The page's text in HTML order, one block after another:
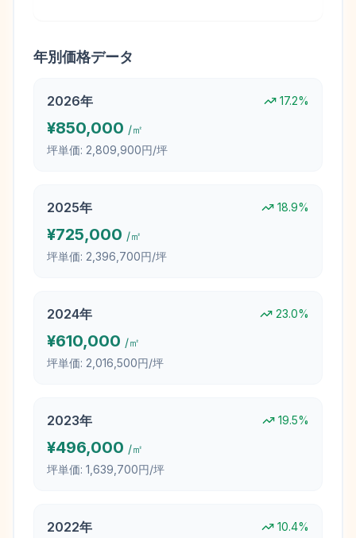
年別価格データ
2026年 17.2%
¥850,000 /㎡
坪単価: 2,809,900円/坪
2025年 18.9%
¥725,000 /㎡
坪単価: 2,396,700円/坪
2024年 23.0%
¥610,000 /㎡
坪単価: 2,016,500円/坪
2023年 19.5%
¥496,000 /㎡
坪単価: 1,639,700円/坪
2022年 10.4%